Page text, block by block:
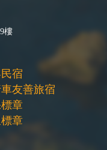
樓
宿
友善旅宿
章
章